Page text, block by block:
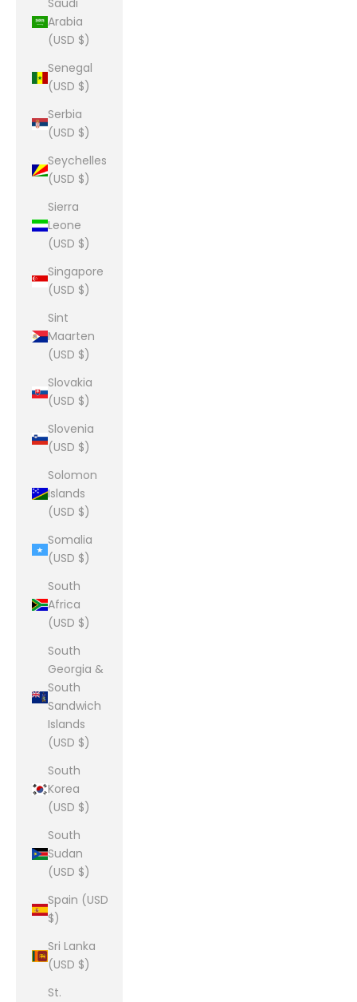
Saudi
Arabia
(USD $)
Senegal
(USD $)
Serbia
(USD $)
Seychelles
(USD $)
Sierra
Leone
(USD $)
Singapore
(USD $)
Sint
Maarten
(USD $)
Slovakia
(USD $)
Slovenia
(USD $)
Solomon
Islands
(USD $)
Somalia
(USD $)
South
Africa
(USD $)
South
Georgia &
South
Sandwich
Islands
(USD $)
South
Korea
(USD $)
South
Sudan
(USD $)
Spain (USD
$)
Sri Lanka
(USD $)
St.